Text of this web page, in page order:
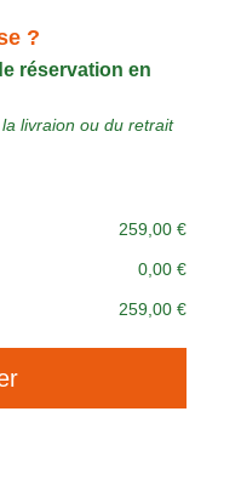
?
réservation en
livraion ou du retrait
259,00 €
0,00 €
259,00 €